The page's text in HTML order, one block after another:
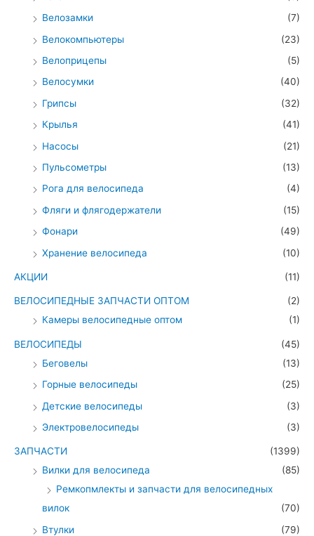
Велозамки
(7)
Велокомпьютеры
(23)
Велоприцепы
(5)
Велосумки
(40)
Грипсы
(32)
Крылья
(41)
Насосы
(21)
Пульсометры
(13)
Рога для велосипеда
(4)
Фляги и флягодержатели
(15)
Фонари
(49)
Хранение велосипеда
(10)
АКЦИИ (11)
ВЕЛОСИПЕДНЫЕ ЗАПЧАСТИ ОПТОМ
(2)
Камеры велосипедные оптом
(1)
ВЕЛОСИПЕДЫ
(45)
Беговелы
(13)
Горные велосипеды
(25)
Детские велосипеды
(3)
Электровелосипеды
(3)
ЗАПЧАСТИ
(1399)
Вилки для велосипеда
(85)
Ремкопмлекты и запчасти для велосипедных
вилок
(70)
Втулки
(79)